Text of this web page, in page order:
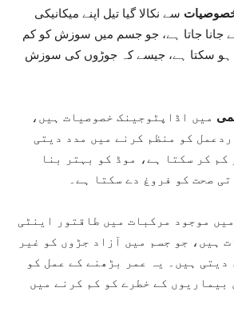
سے نکالا گیا تیل اپنے میکانیکی
جانا جاتا ہے، جو جسم میں سوزش کو کم
ہو سکتا ہے، جیسے کہ جوڑوں کی سوزش
میں اڈاپٹوجینک خصوصیات ہیں،
کو منظم کرنے میں مدد دیتی
کم کر سکتا ہے، موڈ کو بہتر بنا
صحت کو فروغ دے سکتا ہے۔
میں موجود مرکبات میں طاقتور اینٹی
ہیں، جو جسم میں آزاد جڑوں کو غیر
دیتی ہیں۔ یہ عمر بڑھنے کے عمل کو
بیماریوں کے خطرے کو کم کرنے میں